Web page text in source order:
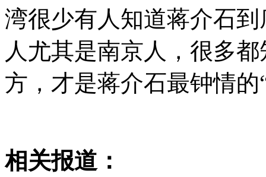
湾很少有人知道蒋介石
人尤其是南京人，很多
方，才是蒋介石最钟情
相关报道：